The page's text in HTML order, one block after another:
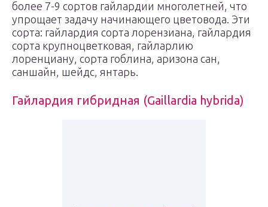
более 7-9 сортов гайлардии многолетней, что
упрощает задачу начинающего цветовода. Эти
сорта: гайлардия сорта лорензиана, гайлардия
сорта крупноцветковая, гайларлию
лоренциану, сорта гоблина, аризона сан,
саншайн, шейдс, янтарь.
Гайлардия гибридная (Gaillardia hybrida)